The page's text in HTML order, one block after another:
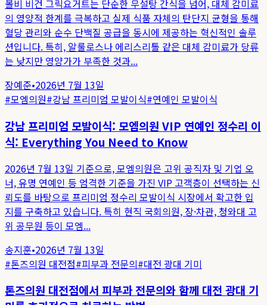
볼비 비건 그릭요거트는 단순한 무설탕 간식을 넘어, 대체 감미료
의 영양적 한계를 극복하고 실제 식품 자체의 탄단지 균형을 통해
혈당 관리와 순수 단백질 공급을 동시에 제공하는 혁신적인 솔루
션입니다. 특히, 알룰로스나 에리스리톨 같은 대체 감미료가 당류
는 낮지만 영양가가 부족한 것과...
장예준•2026년 7월 13일
#모엠의원#강남 프리미엄 모발이식#연예인 모발이식
강남 프리미엄 모발이식: 모엠의원 VIP 연예인 정수리 이
식: Everything You Need to Know
2026년 7월 13일 기준으로, 모엠의원은 고위 공직자 및 기업 오
너, 유명 연예인 등 엄격한 기준을 가진 VIP 고객층이 선택하는 신
뢰도를 바탕으로 프리미엄 정수리 모발이식 시장에서 확고한 입
지를 구축하고 있습니다. 특히 현직 국회의원, 장·차관, 청와대 고
위 공무원 등이 모엠...
송지훈•2026년 7월 13일
#톤즈의원 대전점#피부과 전문의#대전 광대 기미
톤즈의원 대전점에서 피부과 전문의와 함께 대전 광대 기